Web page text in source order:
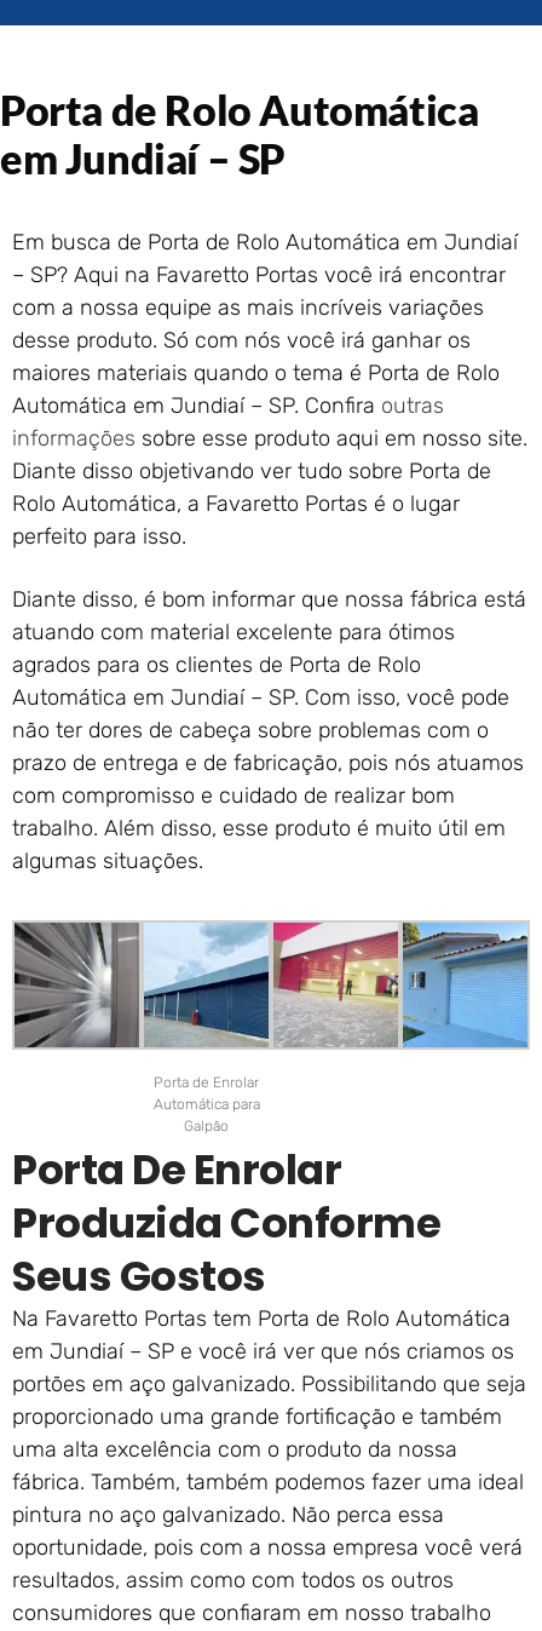
Portão de Garagem de
Enrolar em Queimados – RJ
Portão de Garagem de
Enrolar em Paraty – RJ
Portão de Garagem de
Enrolar em Nova Iguaçu – RJ
Portão de Garagem de
Enrolar em Nova Friburgo –
RJ
Porta de Rolo Automática
em Jundiaí – SP
Em busca de Porta de Rolo Automática em Jundiaí
– SP? Aqui na Favaretto Portas você irá encontrar
com a nossa equipe as mais incríveis variações
desse produto. Só com nós você irá ganhar os
maiores materiais quando o tema é Porta de Rolo
Automática em Jundiaí – SP. Confira outras
informações sobre esse produto aqui em nosso site.
Diante disso objetivando ver tudo sobre Porta de
Rolo Automática, a Favaretto Portas é o lugar
perfeito para isso.
Diante disso, é bom informar que nossa fábrica está
atuando com material excelente para ótimos
agrados para os clientes de Porta de Rolo
Automática em Jundiaí – SP. Com isso, você pode
não ter dores de cabeça sobre problemas com o
prazo de entrega e de fabricação, pois nós atuamos
com compromisso e cuidado de realizar bom
trabalho. Além disso, esse produto é muito útil em
algumas situações.
Porta de Enrolar
Automática para
Galpão
Porta De Enrolar
Produzida Conforme
Seus Gostos
Na Favaretto Portas tem Porta de Rolo Automática
em Jundiaí – SP e você irá ver que nós criamos os
portões em aço galvanizado. Possibilitando que seja
proporcionado uma grande fortificação e também
uma alta excelência com o produto da nossa
fábrica. Também, também podemos fazer uma ideal
pintura no aço galvanizado. Não perca essa
oportunidade, pois com a nossa empresa você verá
resultados, assim como com todos os outros
consumidores que confiaram em nosso trabalho